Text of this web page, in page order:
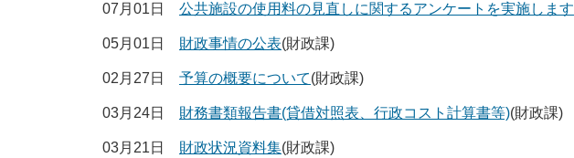
07月01日 公共施設の使用料の見直しに関するアンケートを実施します
05月01日 財政事情の公表(財政課)
02月27日 予算の概要について(財政課)
03月24日 財務書類報告書(貸借対照表、行政コスト計算書等)(財政課)
03月21日 財政状況資料集(財政課)